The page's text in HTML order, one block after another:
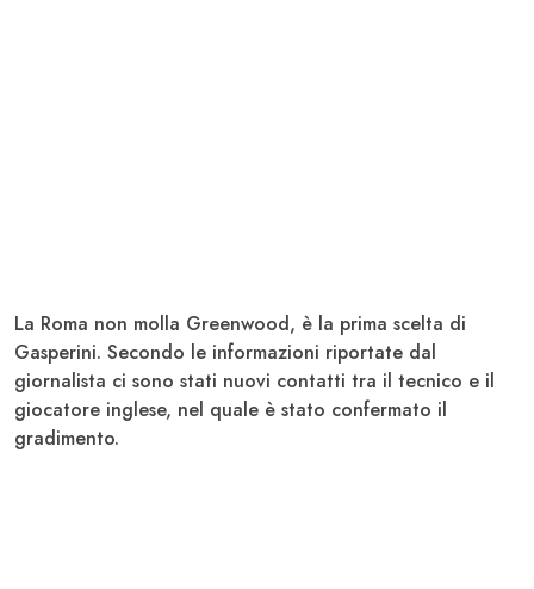
La Roma non molla Greenwood, è la prima scelta di
Gasperini. Secondo le informazioni riportate dal
giornalista ci sono stati nuovi contatti tra il tecnico e il
giocatore inglese, nel quale è stato confermato il
gradimento.